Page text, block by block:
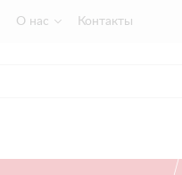
О нас Контакты